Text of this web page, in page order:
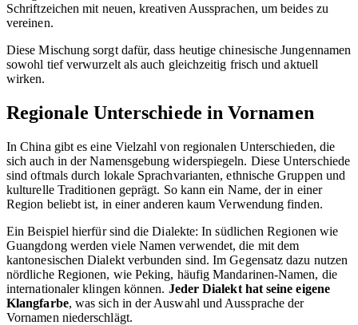
Schriftzeichen mit neuen, kreativen Aussprachen, um beides zu
vereinen.
Diese Mischung sorgt dafür, dass heutige chinesische Jungennamen
sowohl tief verwurzelt als auch gleichzeitig frisch und aktuell
wirken.
Regionale Unterschiede in Vornamen
In China gibt es eine Vielzahl von regionalen Unterschieden, die
sich auch in der Namensgebung widerspiegeln. Diese Unterschiede
sind oftmals durch lokale Sprachvarianten, ethnische Gruppen und
kulturelle Traditionen geprägt. So kann ein Name, der in einer
Region beliebt ist, in einer anderen kaum Verwendung finden.
Ein Beispiel hierfür sind die Dialekte: In südlichen Regionen wie
Guangdong werden viele Namen verwendet, die mit dem
kantonesischen Dialekt verbunden sind. Im Gegensatz dazu nutzen
nördliche Regionen, wie Peking, häufig Mandarinen-Namen, die
internationaler klingen können. Jeder Dialekt hat seine eigene
Klangfarbe, was sich in der Auswahl und Aussprache der
Vornamen niederschlägt.